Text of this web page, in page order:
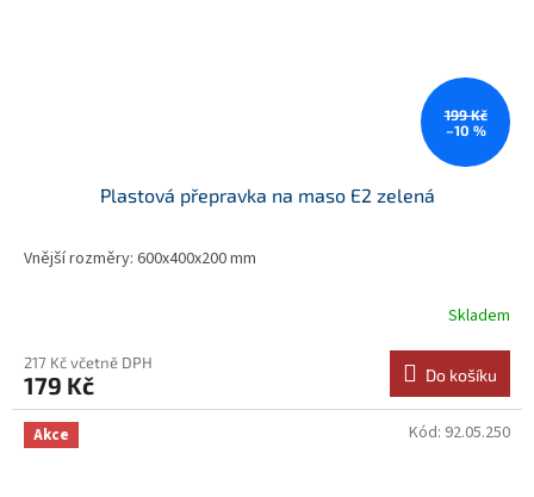
199 Kč
–10 %
Plastová přepravka na maso E2 zelená
Vnější rozměry: 600x400x200 mm
Skladem
217 Kč včetně DPH
179 Kč Do košíku
Akce Kód: 92.05.250